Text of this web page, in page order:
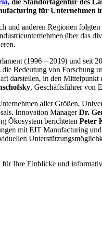
, die Standortagentur des
für Unternehmen
und anderen Regionen
über das
(1996 – 2019) und seit
Bedeutung von
darstellen, in den
, Geschäftsführer von
aller Größen,
Innovation ManagerDr.
Ökosystem berichtetenPeter
mit EIT Manufacturing
Ihre Einblicke und